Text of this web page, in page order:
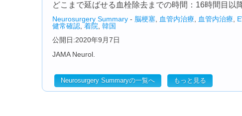
どこまで延ばせる血栓除去までの時間：16時間目以
Neurosurgery Summary - 脳梗塞 血管内治療 血管内治療
健常確認 着院 韓国
公開日:2020年9月7日
JAMA Neurol.
Neurosurgery Summaryの一覧へ もっと見る